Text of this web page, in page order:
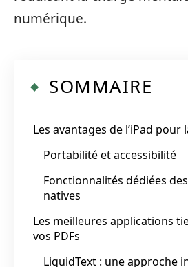
numérique.
SOMMAIRE
Les avantages de l’iPad pour
Portabilité et accessibilité
Fonctionnalités dédiées
natives
Les meilleures applications
vos PDFs
LiquidText : une approche